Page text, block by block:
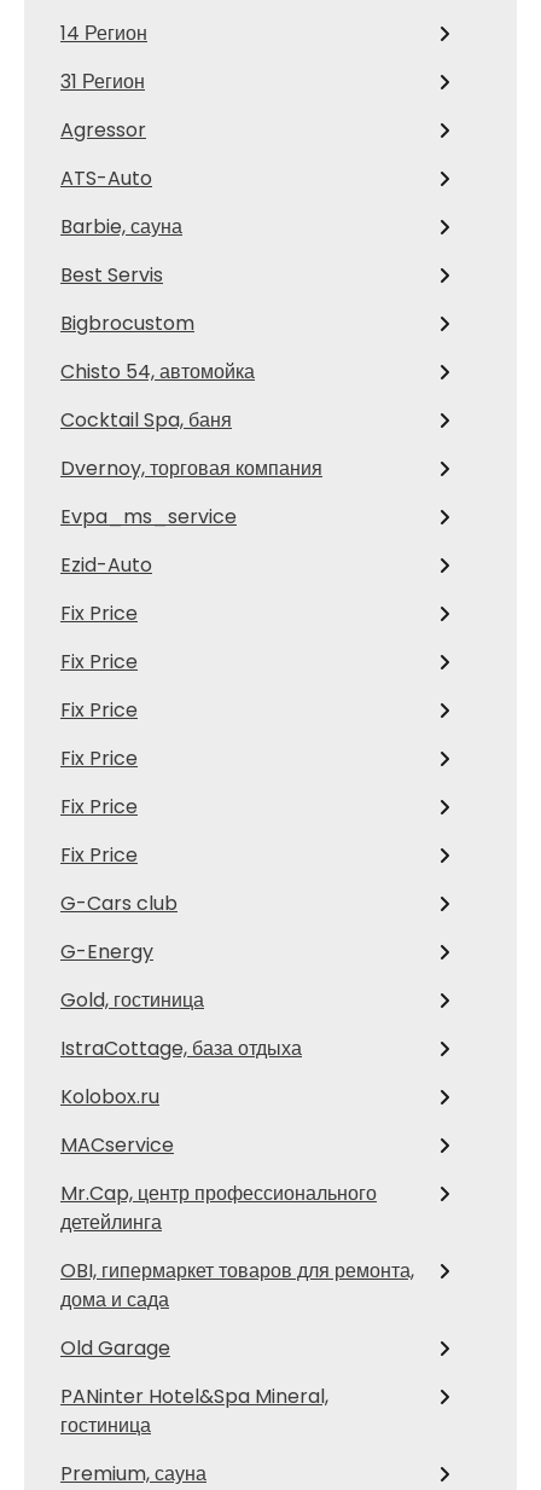
14 Регион
31 Регион
Agressor
ATS-Auto
Barbie, сауна
Best Servis
Bigbrocustom
Chisto 54, автомойка
Cocktail Spa, баня
Dvernoy, торговая компания
Evpa_ms_service
Ezid-Auto
Fix Price
Fix Price
Fix Price
Fix Price
Fix Price
Fix Price
G-Cars club
G-Energy
Gold, гостиница
IstraCottage, база отдыха
Kolobox.ru
MACservice
Mr.Cap, центр профессионального
детейлинга
OBI, гипермаркет товаров для ремонта,
дома и сада
Old Garage
PANinter Hotel&Spa Mineral,
гостиница
Premium, сауна